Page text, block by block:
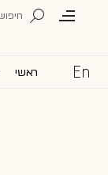
ראשי